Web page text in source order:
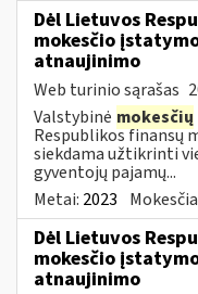
Dėl Lietuvos
mokesčio
atnaujinimo
Web turinio sąrašas
Valstybinė mokesčių
Respublikos finansų
siekdama užtikrinti
gyventojų pajamų...
Metai: 2023
Dėl Lietuvos
mokesčio
atnaujinimo